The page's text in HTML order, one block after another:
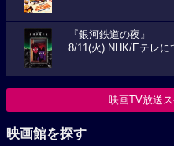
『銀河鉄道の夜』
8/11(火) NHK/Eテレに
映画TV放送
映画館を探す